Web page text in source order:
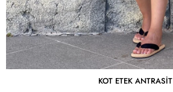
KOT ETEK ANTRASIT